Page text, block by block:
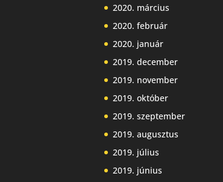
2020. március
2020. február
2020. január
2019. december
2019. november
2019. október
2019. szeptember
2019. augusztus
2019. július
2019. június